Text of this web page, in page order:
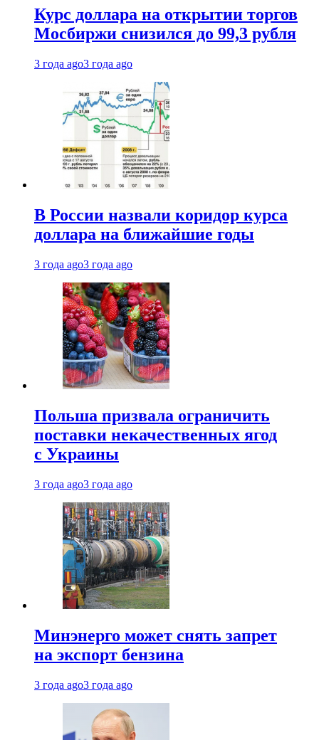
Курс доллара на открытии торгов
Мосбиржи снизился до 99,3 рубля
3 года ago3 года ago
В России назвали коридор курса
доллара на ближайшие годы
3 года ago3 года ago
Польша призвала ограничить
поставки некачественных ягод
с Украины
3 года ago3 года ago
Минэнерго может снять запрет
на экспорт бензина
3 года ago3 года ago